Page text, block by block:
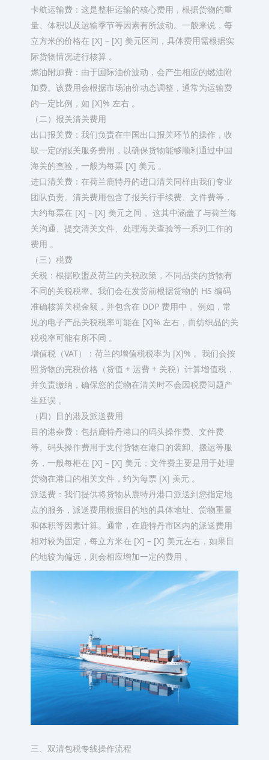
卡航运输费：这是整柜运输的核心费用，根据货物的重
量、体积以及运输季节等因素有所波动。一般来说，每
立方米的价格在 [X] – [X] 美元区间，具体费用需根据实
际货物情况进行核算 。​
燃油附加费：由于国际油价波动，会产生相应的燃油附
加费。该费用会根据市场油价动态调整，通常为运输费
的一定比例，如 [X]% 左右 。​
（二）报关清关费用​
出口报关费：我们负责在中国出口报关环节的操作，收
取一定的报关服务费用，以确保货物能够顺利通过中国
海关的查验，一般为每票 [X] 美元 。​
进口清关费：在荷兰鹿特丹的进口清关同样由我们专业
团队负责。清关费用包含了报关行手续费、文件费等，
大约每票在 [X] – [X] 美元之间 。这其中涵盖了与荷兰海
关沟通、提交清关文件、处理海关查验等一系列工作的
费用 。​
（三）税费​
关税：根据欧盟及荷兰的关税政策，不同品类的货物有
不同的关税税率。我们会在发货前根据货物的 HS 编码
准确核算关税金额，并包含在 DDP 费用中 。例如，常
见的电子产品关税税率可能在 [X]% 左右，而纺织品的关
税税率可能有所不同 。​
增值税（VAT）：荷兰的增值税税率为 [X]% 。我们会按
照货物的完税价格（货值 + 运费 + 关税）计算增值税，
并负责缴纳，确保您的货物在清关时不会因税费问题产
生延误 。​
（四）目的港及派送费用​
目的港杂费：包括鹿特丹港口的码头操作费、文件费
等。码头操作费用于支付货物在港口的装卸、搬运等服
务，一般每柜在 [X] – [X] 美元；文件费主要是用于处理
货物在港口的相关文件，约为每票 [X] 美元 。​
派送费：我们提供将货物从鹿特丹港口派送到您指定地
点的服务，派送费用根据目的地的具体地址、货物重量
和体积等因素计算。通常，在鹿特丹市区内的派送费用
相对较为固定，每立方米在 [X] – [X] 美元左右，如果目
的地较为偏远，则会相应增加一定的费用 。​
三、双清包税专线操作流程​